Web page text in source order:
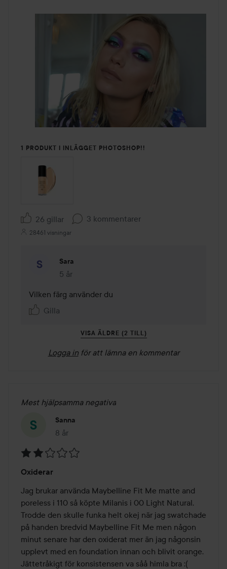
1 PRODUKT I INLÄGGET PHOTOSHOP!!
26 gillar 3 kommentarer
28461 visningar
Sara
5 år
Kommentaren lades 5 år
Vilken färg använder du
Gilla
VISA ÄLDRE (2 TILL)
Logga in för att lämna en kommentar
Mest hjälpsamma negativa
Sanna
8 år
Inlägget skapades 8 år
2
av
5
Oxiderar
Jag brukar använda Maybelline Fit Me matte and
poreless i 110 så köpte Milanis i 00 Light Natural.
Trodde den skulle funka helt okej när jag swatchade
på handen bredvid Maybelline Fit Me men någon
minut senare har den oxiderat mer än jag någonsin
upplevt med en foundation innan och blivit orange.
Jättetråkigt för konsistensen va såå himla bra :(